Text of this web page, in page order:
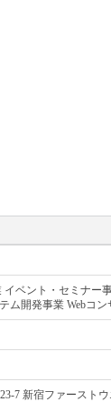
ベント・セミナー
ム開発事業 Webコ
7 新宿ファースト